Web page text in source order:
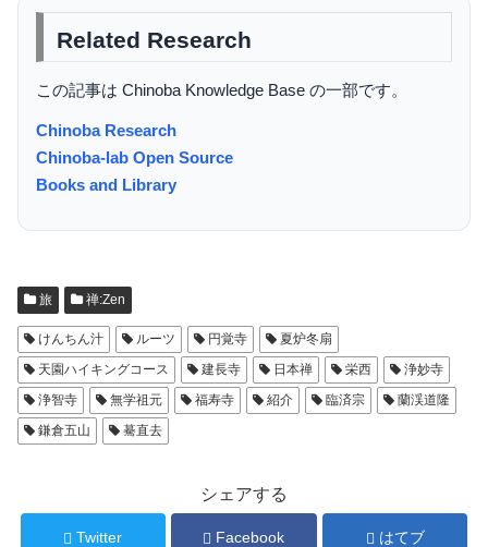
Related Research
この記事は Chinoba Knowledge Base の一部です。
Chinoba Research
Chinoba-lab Open Source
Books and Library
旅 禅:Zen
けんちん汁 ルーツ 円覚寺
夏炉冬扇
天園ハイキングコース
建長寺 日本禅 栄西
浄妙寺
浄智寺
無学祖元 福寿寺 紹介 臨済宗
蘭渓道隆
鎌倉五山
驀直去
シェアする
Twitter Facebook はてブ